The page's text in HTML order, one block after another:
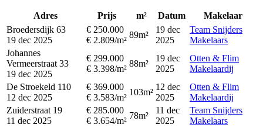
Adres Prijs m² Datum
Makelaar
Broedersdijk 63
19 dec 2025
€ 250.000
€ 2.809/m²
89m²
19 dec
2025
Team Snijders
Makelaars
Johannes
Vermeerstraat 33
19 dec 2025
€ 299.000
€ 3.398/m²
88m²
19 dec
2025
Otten & Flim
Makelaardij
De Stroekeld 110
12 dec 2025
€ 369.000
€ 3.583/m²
103m²
12 dec
2025
Otten & Flim
Makelaardij
Zuiderstraat 19
11 dec 2025
€ 285.000
€ 3.654/m²
78m²
11 dec
2025
Team Snijders
Makelaars